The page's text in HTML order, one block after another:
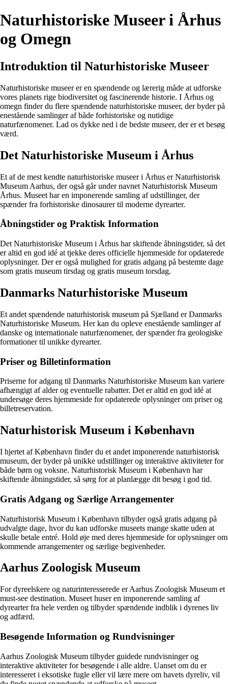
Naturhistoriske Museer i Århus
og Omegn
Introduktion til Naturhistoriske Museer
Naturhistoriske museer er en spændende og lærerig måde at udforske
vores planets rige biodiversitet og fascinerende historie. I Århus og
omegn finder du flere spændende naturhistoriske museer, der byder på
enestående samlinger af både forhistoriske og nutidige
naturfænomener. Lad os dykke ned i de bedste museer, der er et besøg
værd.
Det Naturhistoriske Museum i Århus
Et af de mest kendte naturhistoriske museer i Århus er Naturhistorisk
Museum Aarhus, der også går under navnet Naturhistorisk Museum
Århus. Museet har en imponerende samling af udstillinger, der
spænder fra forhistoriske dinosaurer til moderne dyrearter.
Åbningstider og Praktisk Information
Det Naturhistoriske Museum i Århus har skiftende åbningstider, så det
er altid en god idé at tjekke deres officielle hjemmeside for opdaterede
oplysninger. Der er også mulighed for gratis adgang på bestemte dage
som gratis museum tirsdag og gratis museum torsdag.
Danmarks Naturhistoriske Museum
Et andet spændende naturhistorisk museum på Sjælland er Danmarks
Naturhistoriske Museum. Her kan du opleve enestående samlinger af
danske og internationale naturfænomener, der spænder fra geologiske
formationer til unikke dyrearter.
Priser og Billetinformation
Priserne for adgang til Danmarks Naturhistoriske Museum kan variere
afhængigt af alder og eventuelle rabatter. Det er altid en god idé at
undersøge deres hjemmeside for opdaterede oplysninger om priser og
billetreservation.
Naturhistorisk Museum i København
I hjertet af København finder du et andet imponerende naturhistorisk
museum, der byder på unikke udstillinger og interaktive aktiviteter for
både børn og voksne. Naturhistorisk Museum i København har
skiftende åbningstider, så sørg for at planlægge dit besøg i god tid.
Gratis Adgang og Særlige Arrangementer
Naturhistorisk Museum i København tilbyder også gratis adgang på
udvalgte dage, hvor du kan udforske museets mange skatte uden at
skulle betale entré. Hold øje med deres hjemmeside for oplysninger om
kommende arrangementer og særlige begivenheder.
Aarhus Zoologisk Museum
For dyreelskere og naturinteresserede er Aarhus Zoologisk Museum et
must-see destination. Museet huser en imponerende samling af
dyrearter fra hele verden og tilbyder spændende indblik i dyrenes liv
og adfærd.
Besøgende Information og Rundvisninger
Aarhus Zoologisk Museum tilbyder guidede rundvisninger og
interaktive aktiviteter for besøgende i alle aldre. Uanset om du er
interesseret i eksotiske fugle eller vil lære mere om havets dyreliv, vil